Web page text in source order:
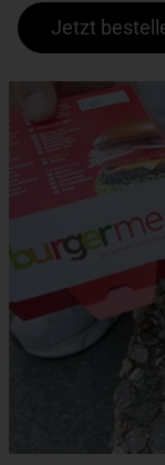
Jetzt